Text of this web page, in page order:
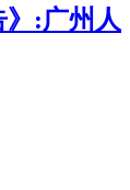
》:广州人